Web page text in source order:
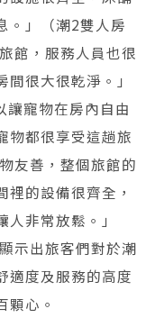
。」（潮2雙人房
館，服務人員也很
很大很乾淨。」
讓寵物在房內自由
物都很享受這趟旅
友善，整個旅館的
的設備很齊全，
非常放鬆。」
示出旅客們對於潮
適度及服務的高度
顆心。